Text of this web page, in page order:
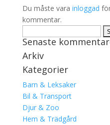
Du måste vara inloggad
kommentar.
efter:
Senaste
Arkiv
Kategorier
Barn & Leksaker
Bil & Transport
Djur & Zoo
Hem & Trädgård